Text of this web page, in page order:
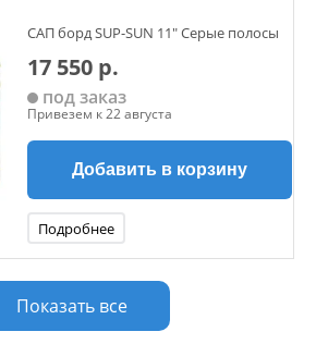
САП борд SUP-SUN 11" Серые полосы
17 550 р.
под заказ
Привезем к 22 августа
Добавить в корзину
Подробнее
Показать все